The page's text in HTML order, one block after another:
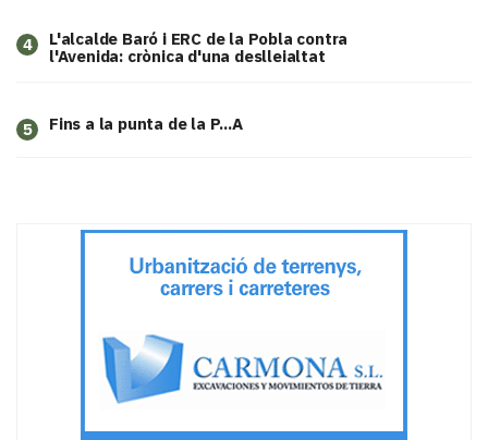
4
L'alcalde Baró i ERC de la Pobla contra
l'Avenida: crònica d'una deslleialtat
5 Fins a la punta de la P...A